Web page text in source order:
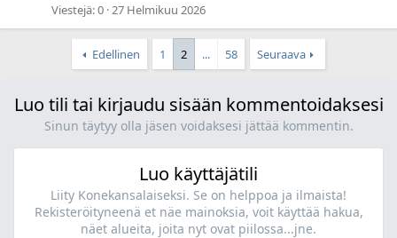
Viestejä 0 27 Helmikuu 2026
Edellinen 1 2 ... 58 Seuraava
Luo tili tai kirjaudu sisään kommentoidaksesi
Sinun täytyy olla jäsen voidaksesi jättää kommentin.
Luo käyttäjätili
Liity Konekansalaiseksi. Se on helppoa ja ilmaista!
Rekisteröityneenä et näe mainoksia, voit käyttää hakua,
näet alueita, joita nyt ovat piilossa...jne.